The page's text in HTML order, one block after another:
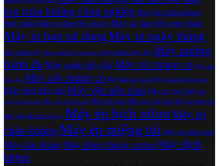
hút chân không công nghiệp Máy hút chân không
thực phẩm Máy in date lên chai lọ Máy in date lên tem nhãn
Máy in hạn sử dụngMáy in ngày tháng
Máy nghiền bột Máy nghiền bột siêu mịn Máy nghiền dược liệu Máy nướng
bánh đa Máy quấn dây đai Máy rút màng co Máy siết
nắp chai Máy sấy màng co Máy thái rau củ quả Máy thái thịt đông lạnh
Máy thít dây đai Máy vặn nắp chai Máy xay bột khô Máy
xay bột siêu mịn Máy xay bột trẻ em Máy xay cua Máy xay giò chả Máy xay ngũ cốc
Máy xiết nắp chai vắc xin Máy ép bịch nilon Máy ép
chân không Máy ép miệng túi Máy ép màng seal
Máy đai thùng Máy đóng thùng carton Máy định
lượng